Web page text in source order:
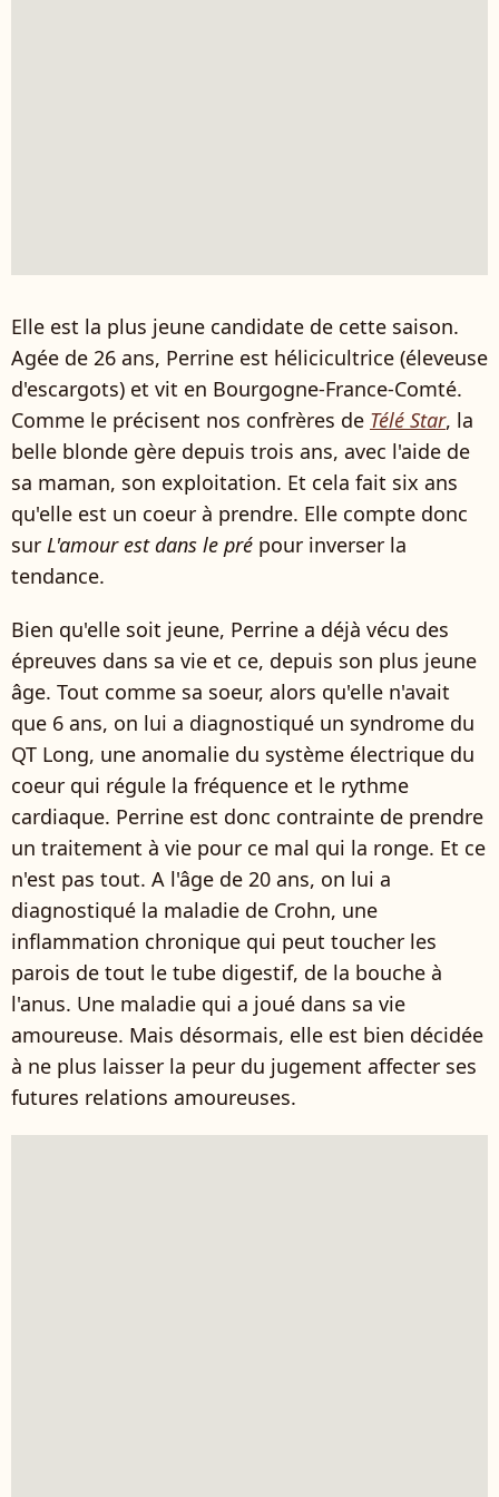
Elle est la plus jeune candidate de cette saison.
Agée de 26 ans, Perrine est hélicicultrice (éleveuse
d'escargots) et vit en Bourgogne-France-Comté.
Comme le précisent nos confrères de Télé Star, la
belle blonde gère depuis trois ans, avec l'aide de
sa maman, son exploitation. Et cela fait six ans
qu'elle est un coeur à prendre. Elle compte donc
sur L'amour est dans le pré pour inverser la
tendance.
Bien qu'elle soit jeune, Perrine a déjà vécu des
épreuves dans sa vie et ce, depuis son plus jeune
âge. Tout comme sa soeur, alors qu'elle n'avait
que 6 ans, on lui a diagnostiqué un syndrome du
QT Long, une anomalie du système électrique du
coeur qui régule la fréquence et le rythme
cardiaque. Perrine est donc contrainte de prendre
un traitement à vie pour ce mal qui la ronge. Et ce
n'est pas tout. A l'âge de 20 ans, on lui a
diagnostiqué la maladie de Crohn, une
inflammation chronique qui peut toucher les
parois de tout le tube digestif, de la bouche à
l'anus. Une maladie qui a joué dans sa vie
amoureuse. Mais désormais, elle est bien décidée
à ne plus laisser la peur du jugement affecter ses
futures relations amoureuses.